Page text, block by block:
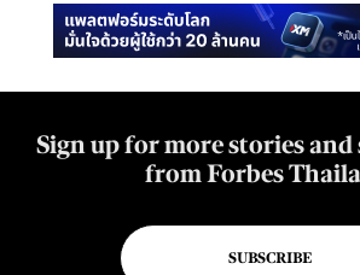
Sign up for more stories and
from Forbes
SUBSCRIBE